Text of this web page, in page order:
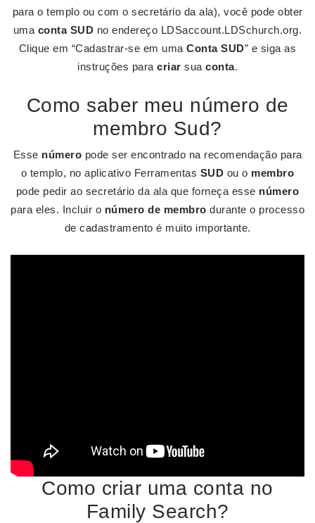
para o templo ou com o secretário da ala), você pode obter
uma conta SUD no endereço LDSaccount.LDSchurch.org.
Clique em “Cadastrar-se em umaConta SUD” e siga as
instruções para criar sua conta.
Como saber meu número de
membro Sud?
Esse número pode ser encontrado na recomendação para
o templo, no aplicativo Ferramentas SUD ou o membro
pode pedir ao secretário da ala que forneça esse número
para eles. Incluir o número de membro durante o processo
de cadastramento é muito importante.
Como criar uma conta no
Family Search?